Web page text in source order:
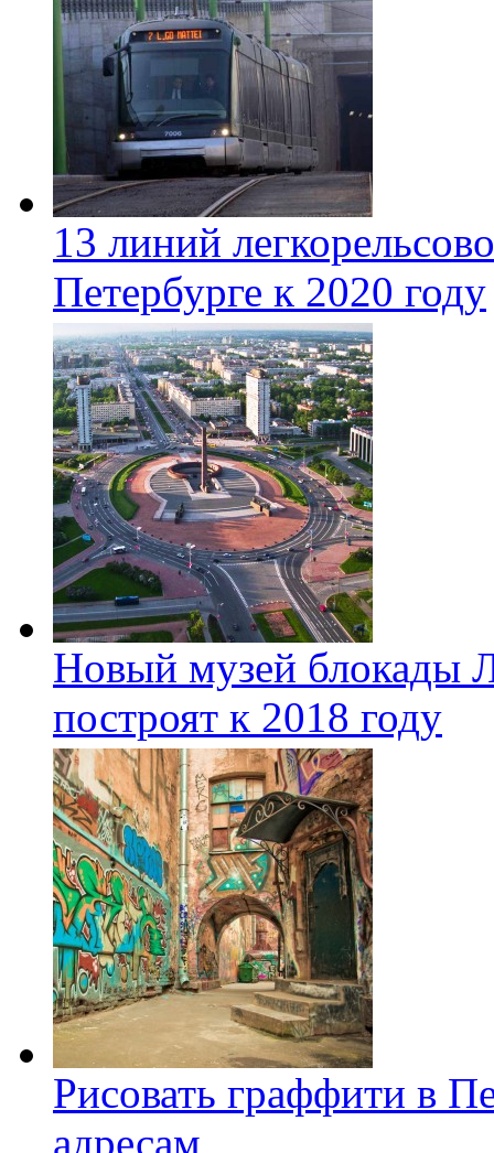
13 линий
Петербурге к 2020 году
Новый музей блокады
построят к 2018 году
Рисовать граффити в
адресам